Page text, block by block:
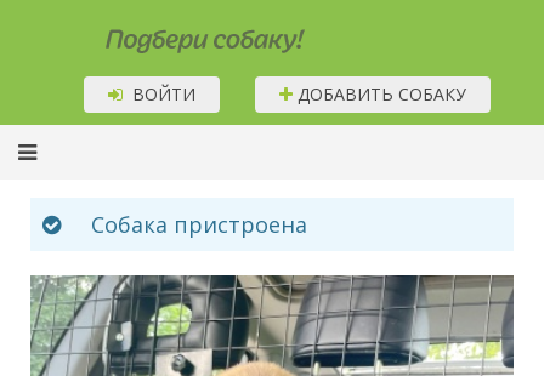
Подбери собаку!
ВОЙТИ ДОБАВИТЬ СОБАКУ
Собака пристроена